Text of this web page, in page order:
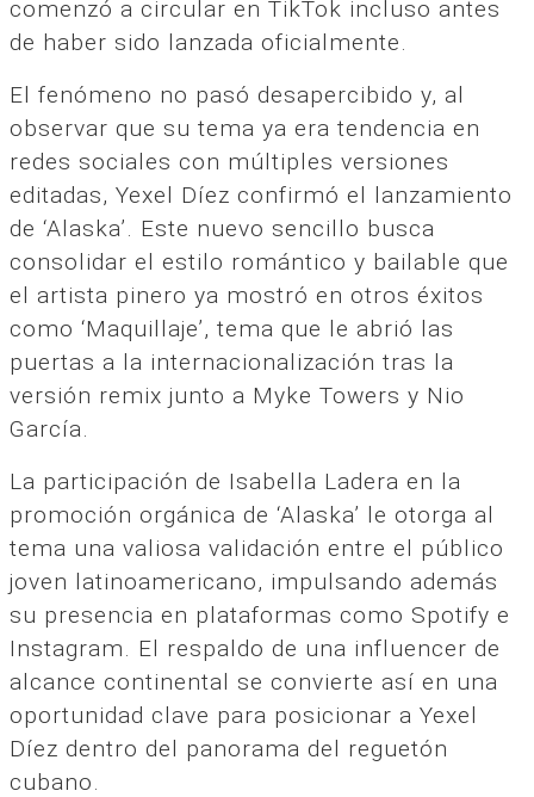
comenzó a circular en TikTok incluso antes
de haber sido lanzada oficialmente.
El fenómeno no pasó desapercibido y, al
observar que su tema ya era tendencia en
redes sociales con múltiples versiones
editadas, Yexel Díez confirmó el lanzamiento
de ‘Alaska’. Este nuevo sencillo busca
consolidar el estilo romántico y bailable que
el artista pinero ya mostró en otros éxitos
como ‘Maquillaje’, tema que le abrió las
puertas a la internacionalización tras la
versión remix junto a Myke Towers y Nio
García.
La participación de Isabella Ladera en la
promoción orgánica de ‘Alaska’ le otorga al
tema una valiosa validación entre el público
joven latinoamericano, impulsando además
su presencia en plataformas como Spotify e
Instagram. El respaldo de una influencer de
alcance continental se convierte así en una
oportunidad clave para posicionar a Yexel
Díez dentro del panorama del reguetón
cubano.